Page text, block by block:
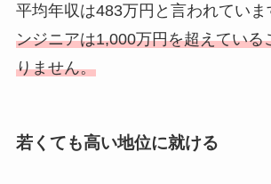
平均年収は483万円と言われていま
ンジニアは1,000万円を超えている
りません。
若くても高い地位に就ける